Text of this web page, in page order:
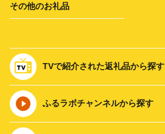
その他のお礼品
TVで紹介された返礼品から探す
ふるラボチャンネルから探す